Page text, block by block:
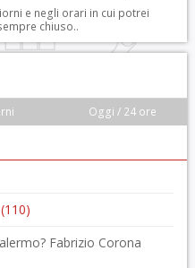
e negli orari in cui potrei
chiuso..
Oggi / 24 ore
(110)
Fabrizio Corona